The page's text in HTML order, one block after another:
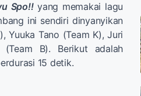
Spo!!yang memakai lagu
ini sendiri dinyanyikan
Yuuka Tano (Team K), Juri
B). Berikut adalah
15 detik.